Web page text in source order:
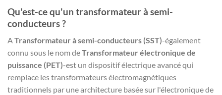
Qu'est-ce qu'un transformateur à semi-
conducteurs ?
ATransformateur à semi-conducteurs (SST)-également
connu sous le nom deTransformateur électronique de
puissance (PET)-est un dispositif électrique avancé qui
remplace les transformateurs électromagnétiques
traditionnels par une architecture basée sur l'électronique de